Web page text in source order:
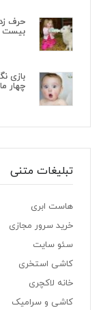
حرف
بیست
بازی
چهار
تبلیغات متنی
هاست ابری
خرید سرور مجازی
سئو سایت
کاشی استخری
خانه لاکچری
کاشی و سرامیک